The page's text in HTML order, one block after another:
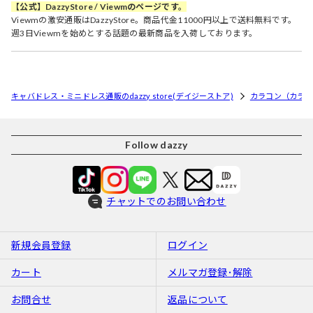
【公式】DazzyStore / Viewmのページです。
Viewmの激安通販はDazzyStore。商品代金11000円以上で送料無料です。
週3日Viewmを始めとする話題の最新商品を入荷しております。
キャバドレス・ミニドレス通販のdazzy store(デイジーストア) カラコン（カラ
Follow dazzy
チャットでのお問い合わせ
新規会員登録 ログイン
カート メルマガ登録･解除
お問合せ 返品について